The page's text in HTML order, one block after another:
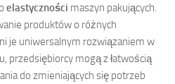
elastyczności maszyn pakujących.
produktów o różnych
je uniwersalnym rozwiązaniem w
przedsiębiorcy mogą z łatwością
do zmieniających się potrzeb